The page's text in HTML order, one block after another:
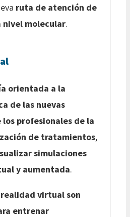
ruta de atención de
nivel molecular.
orientada a la
de las nuevas
los profesionales de la
de tratamientos,
simulaciones
y aumentada.
virtual son
entrenar